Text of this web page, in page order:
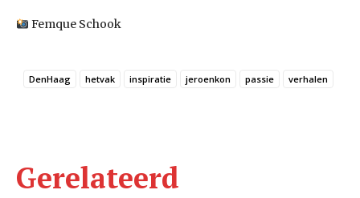
Femque Schook
DenHaag hetvak inspiratie jeroenkon passie verhalen
Gerelateerd